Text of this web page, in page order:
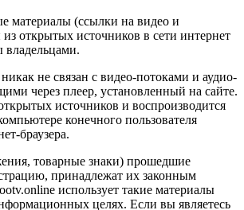
материалы (ссылки на видео и
из открытых источников в сети интернет
не связан с видео-потоками и аудио-
через плеер, установленный на сайте.
источников и воспроизводится
конечного пользователя
браузера.
товарные знаки) прошедшие
принадлежат их законным
использует такие материалы
целях. Если вы являетесь